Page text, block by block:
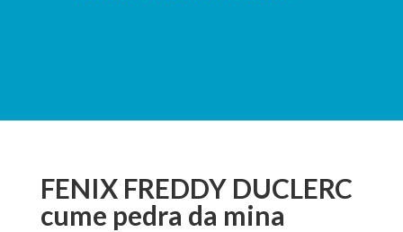
FENIX FREDDY DUCLERC
cume pedra da mina